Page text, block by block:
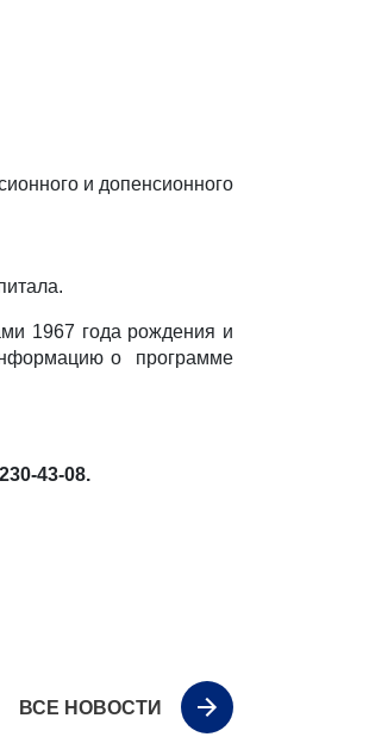
и допенсионного
1967 года рождения и
о программе
43-08.
ВСЕ НОВОСТИ